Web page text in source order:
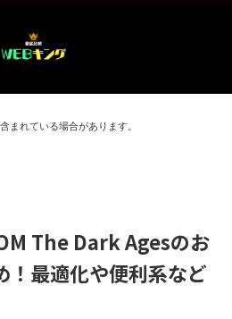
まれている場合があります。
The Dark Agesのお
！最適化や便利系など